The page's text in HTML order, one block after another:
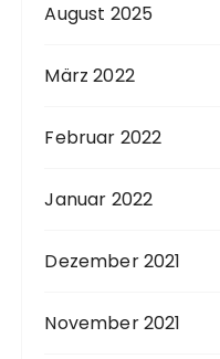
August 2025
März 2022
Februar 2022
Januar 2022
Dezember 2021
November 2021